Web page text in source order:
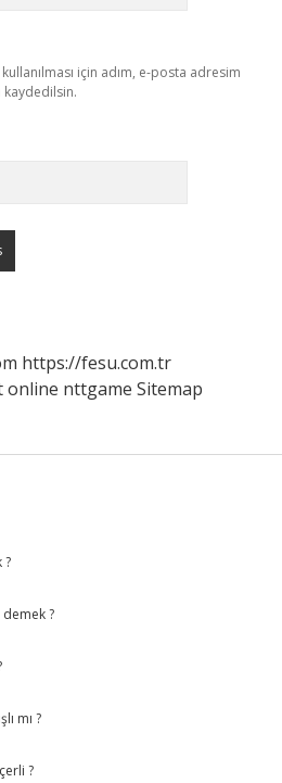
için adım, e-posta adresim
kaydedilsin.
https://fesu.com.tr
online nttgame Sitemap
?
?
mı ?
?